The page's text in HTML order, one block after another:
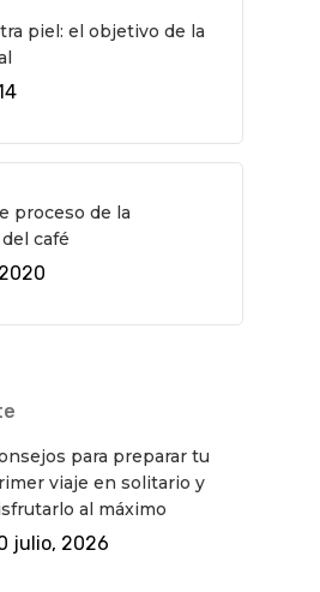
piel: el objetivo de la
proceso de la
café
para preparar tu
viaje en solitario y
al máximo
julio, 2026
Música
Gastro